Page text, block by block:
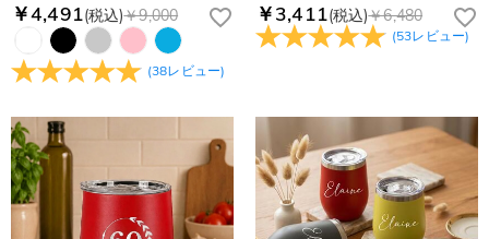
￥4,491(税込)￥9,000
(38レビュー)
￥3,411(税込)￥6,480
(53レビュー)